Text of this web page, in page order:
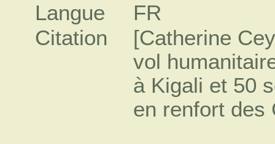
Langue
FR
Citation
[Catherine
vol
à Kigali et 50
en renfort des